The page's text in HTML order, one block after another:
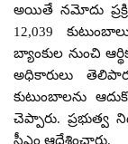
అయితే నమోదు
12,039
బ్యాంకుల నుంచి
అధికారులు
కుటుంబాలను
చెప్పారు.
సీఎం ఆదేశించారు.